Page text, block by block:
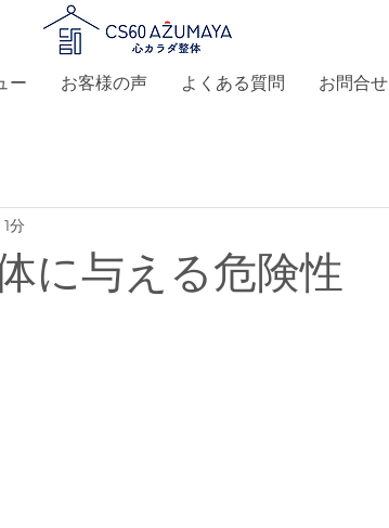
ー お客様の声 よくある質問 お問合せ
に与える危険性
分